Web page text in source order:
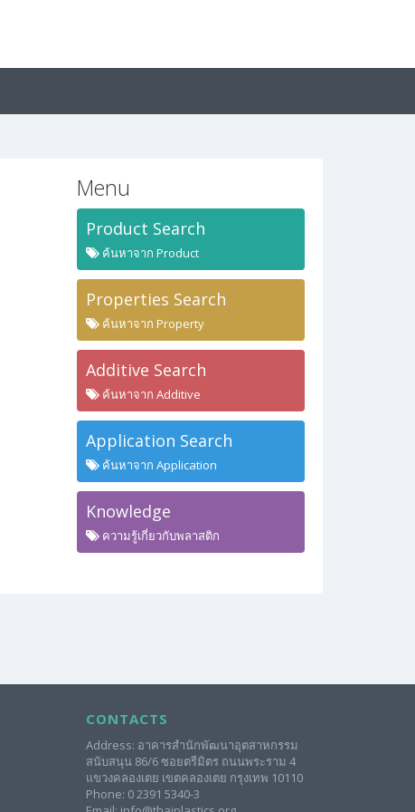
Menu
Product Search
ค้นหาจาก Product
Properties Search
ค้นหาจาก Property
Additive Search
ค้นหาจาก Additive
Application Search
ค้นหาจาก Application
Knowledge
ความรู้เกี่ยวกับพลาสติก
CONTACTS
Address: อาคารสำนักพัฒนาอุตสาหกรรม
สนับสนุน 86/6 ซอยตรีมิตร ถนนพระราม 4
แขวงคลองเตย เขตคลองเตย กรุงเทพ 10110
Phone: 0 2391 5340-3